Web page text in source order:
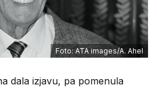
Foto: ATA images/A. Ahel
dala izjavu, pa pomenula